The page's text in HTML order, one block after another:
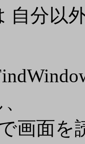
自分以
画面